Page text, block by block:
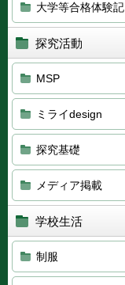
大学等合格体験記
探究活動
MSP
ミライdesign
探究基礎
メディア掲載
学校生活
制服